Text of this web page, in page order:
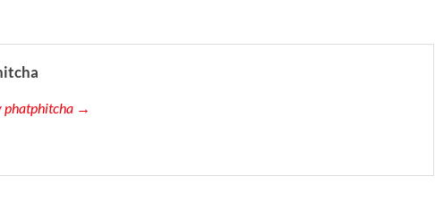
phatphitcha →